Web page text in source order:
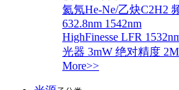
氦氖He-Ne/乙炔C2H2
632.8nm 1542nm
HighFinesse LFR
光器 3mW 绝对精度
More>>